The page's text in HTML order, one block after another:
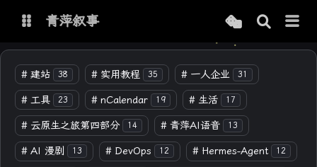
博客
青萍 AI 图床 青萍 AI 视频
青萍 AI 电商 青萍 AI 语音
青萍叙事
# 建站 38 # 实用教程 35 # 一人企业 31
# 工具 23 # nCalendar 19 # 生活 17
# 云原生之旅第四部分 14 # 青萍AI语音 13
# AI 漫剧 13 # DevOps 12 # Hermes-Agent 12